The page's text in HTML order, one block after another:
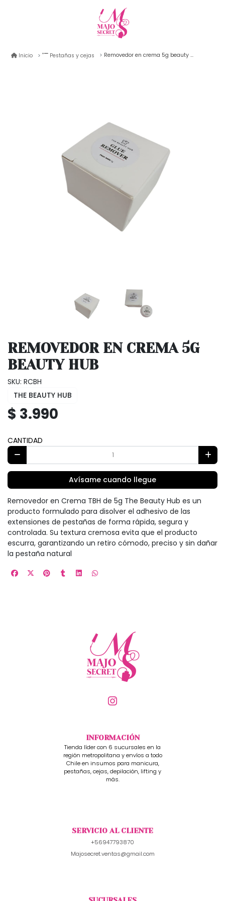
Inicio Pestañas y cejas Removedor en crema 5g beauty hub
REMOVEDOR EN CREMA 5G
BEAUTY HUB
SKU: RCBH
THE BEAUTY HUB
$ 3.990
CANTIDAD
Avísame cuando llegue
Removedor en Crema TBH de 5g The Beauty Hub es un
producto formulado para disolver el adhesivo de las
extensiones de pestañas de forma rápida, segura y
controlada. Su textura cremosa evita que el producto
escurra, garantizando un retiro cómodo, preciso y sin dañar
la pestaña natural
INFORMACIÓN
Tienda líder con 6 sucursales en la
región metropolitana y envíos a todo
Chile en insumos para manicura,
pestañas, cejas, depilación, lifting y
más.
SERVICIO AL CLIENTE
+56947793870
Majosecret.ventas@gmail.com